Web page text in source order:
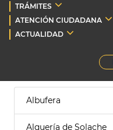
TRÁMITES
ATENCIÓN CIUDADANA
ACTUALIDAD
Albufera
Alquería de Solache